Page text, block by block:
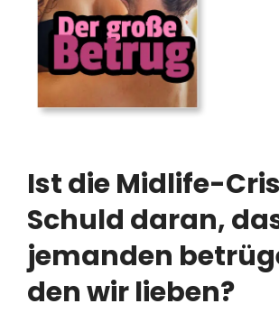
Ist die Midlife-
Schuld daran,
jemanden
den wir lieben?